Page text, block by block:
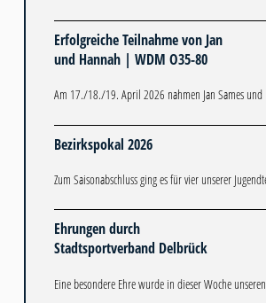
Erfolgreiche Teilnahme von Jan
und Hannah | WDM O35-80
Am 17./18./19. April 2026 nahmen Jan Sames und
Bezirkspokal 2026
Zum Saisonabschluss ging es für vier unserer
Ehrungen durch
Stadtsportverband Delbrück
Eine besondere Ehre wurde in dieser Woche